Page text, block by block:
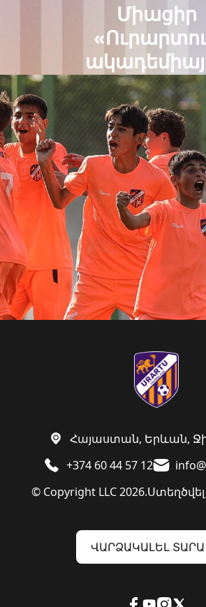
Միացիր
© Copyright LLC 2026.Ստեղծվել
+374 60 44 57 12
Հայաստան, Երևան,
ՎԱՐՁԱԿԱԼԵԼ